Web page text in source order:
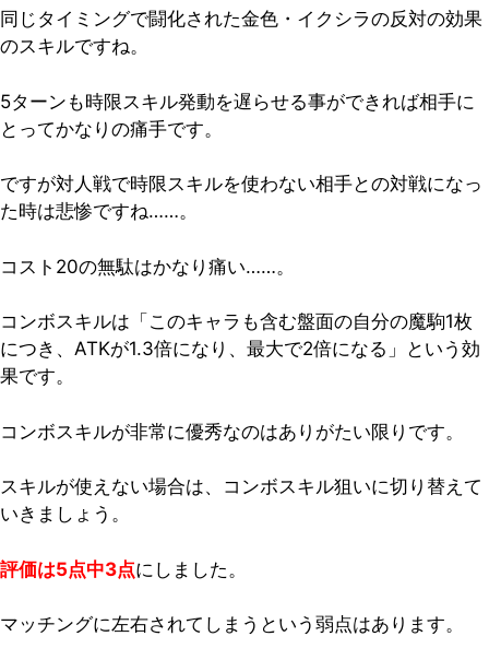
同じタイミングで闘化された金色・イクシラの反対の効果
のスキルですね。
5ターンも時限スキル発動を遅らせる事ができれば相手に
とってかなりの痛手です。
ですが対人戦で時限スキルを使わない相手との対戦になっ
た時は悲惨ですね……。
コスト20の無駄はかなり痛い……。
コンボスキルは「このキャラも含む盤面の自分の魔駒1枚
につき、ATKが1.3倍になり、最大で2倍になる」という効
果です。
コンボスキルが非常に優秀なのはありがたい限りです。
スキルが使えない場合は、コンボスキル狙いに切り替えて
いきましょう。
評価は5点中3点にしました。
マッチングに左右されてしまうという弱点はあります。